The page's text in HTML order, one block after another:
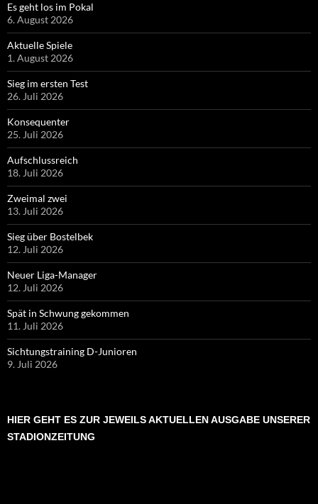
Es geht los im Pokal
6. August 2026
Aktuelle Spiele
1. August 2026
Sieg im ersten Test
26. Juli 2026
Konsequenter
25. Juli 2026
Aufschlussreich
18. Juli 2026
Zweimal zwei
13. Juli 2026
Sieg über Bostelbek
12. Juli 2026
Neuer Liga-Manager
12. Juli 2026
Spät in Schwung gekommen
11. Juli 2026
Sichtungstraining D-Junioren
9. Juli 2026
HIER GEHT ES ZUR JEWEILS AKTUELLEN AUSGABE UNSERER
STADIONZEITUNG